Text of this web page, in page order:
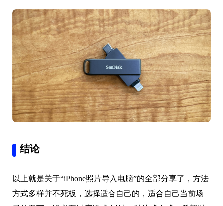
结论
以上就是关于“iPhone照片导入电脑”的全部分享了，方法
方式多样并不死板，选择适合自己的，适合自己当前场